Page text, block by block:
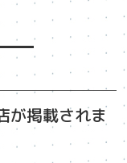
が掲載されま